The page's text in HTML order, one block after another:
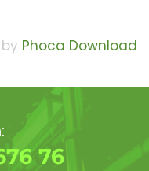
Phoca Download
76